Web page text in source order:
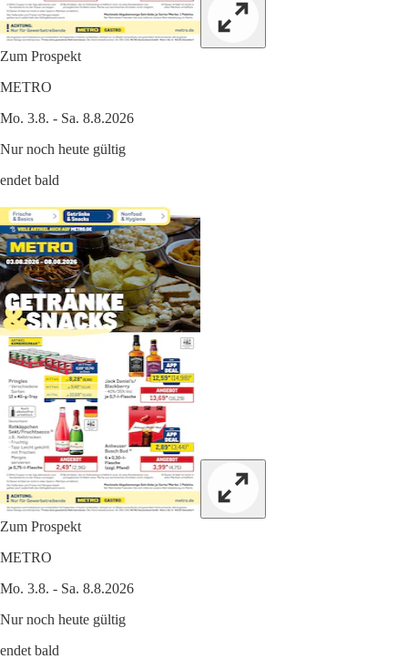
Zum Prospekt
METRO
Mo. 3.8. - Sa. 8.8.2026
Nur noch heute gültig
endet bald
Zum Prospekt
METRO
Mo. 3.8. - Sa. 8.8.2026
Nur noch heute gültig
endet bald